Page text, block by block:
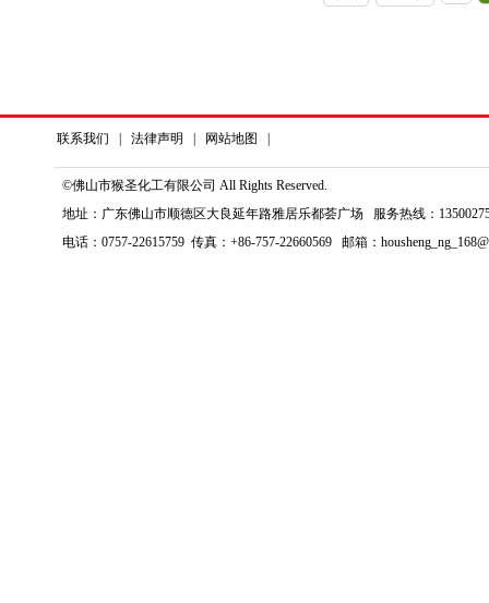
联系我们 法律声明 网站地图
©佛山市猴圣化工有限公司 All Rights Reserved.
地址：广东佛山市顺德区大良延年路雅居乐都荟广场 服务热线：
电话：0757-22615759 传真：+86-757-22660569 邮箱：